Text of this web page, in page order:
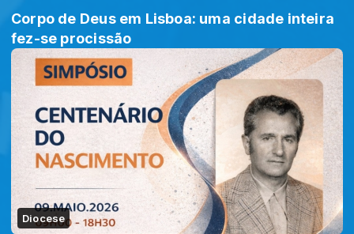
Corpo de Deus em Lisboa: uma cidade inteira
fez-se procissão
Diocese